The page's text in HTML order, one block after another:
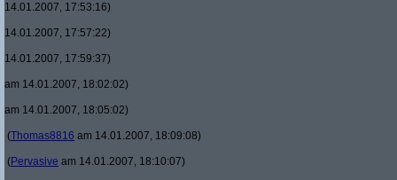
14.01.2007, 17:53:16)
14.01.2007, 17:57:22)
14.01.2007, 17:59:37)
am 14.01.2007, 18:02:02)
am 14.01.2007, 18:05:02)
(Thomas8816 am 14.01.2007, 18:09:08)
(Pervasive am 14.01.2007, 18:10:07)